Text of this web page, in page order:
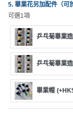
作
工
作
坊
戶
外
玩
樂
5. 畢業花另加配件（可
可選1項
乒乓菊畢業
乒乓菊畢業
畢業帽